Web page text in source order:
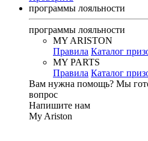
программы лояльности
программы лояльности
MY ARISTON
Правила Каталог
MY PARTS
Правила Каталог
Вам нужна помощь? Мы
вопрос
Напишите нам
My Ariston